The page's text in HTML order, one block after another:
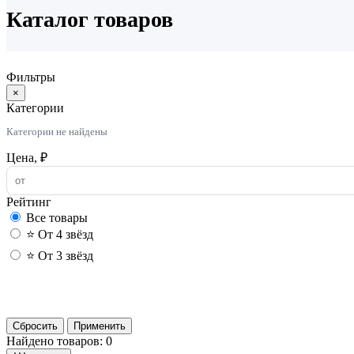
Каталог товаров
Фильтры
×
Категории
Категории не найдены
Цена, ₽
Рейтинг
Все товары
⭐ От 4 звёзд
⭐ От 3 звёзд
Сбросить
Применить
Найдено товаров: 0